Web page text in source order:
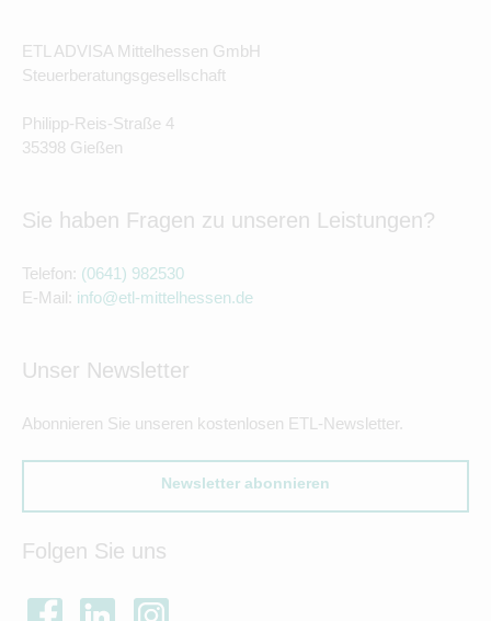
ETL ADVISA Mittelhessen GmbH
Steuerberatungsgesellschaft
Philipp-Reis-Straße 4
35398 Gießen
Sie haben Fragen zu unseren Leistungen?
Telefon: (0641) 982530
E-Mail: info@etl-mittelhessen.de
Unser Newsletter
Abonnieren Sie unseren kostenlosen ETL-Newsletter.
Newsletter abonnieren
Folgen Sie uns